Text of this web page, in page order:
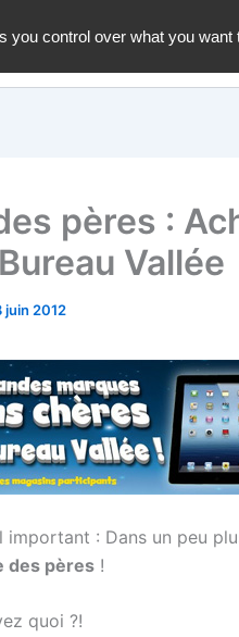
pères :
Vallée
juin 2012
: Dans un peu
des pères !
quoi ?!
you control over what you want